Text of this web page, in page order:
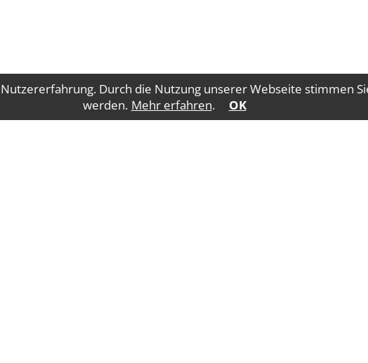
Durch die Nutzung unserer Webseite stimmen
werden. Mehr erfahren. OK